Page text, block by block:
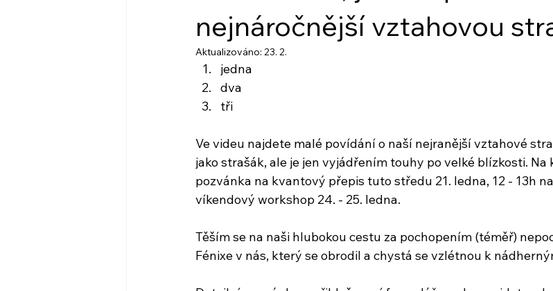
nejnáročnější vztahovou
Aktualizováno: 23. 2.
jedna
dva
tři
Ve videu najdete malé povídání o naší nejranější vztahové
jako strašák, ale je jen vyjádřením touhy po velké blízkosti. Na
pozvánka na kvantový přepis tuto středu 21. ledna, 12 - 13h
víkendový workshop 24. - 25. ledna.
Těším se na naši hlubokou cestu za pochopením (téměř)
Fénixe v nás, který se obrodil a chystá se vzlétnou k